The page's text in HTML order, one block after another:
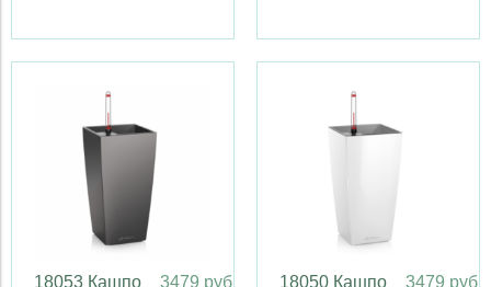
18053 Кашпо 3479 руб 18050 Кашпо 3479 руб